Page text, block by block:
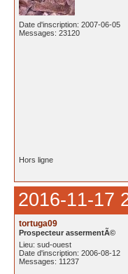
Date d'inscription: 2007-06-05
Messages: 23120
Hors ligne
2016-11-17
tortuga09
Prospecteur assermentÃ©
Lieu: sud-ouest
Date d'inscription: 2006-08-12
Messages: 11237